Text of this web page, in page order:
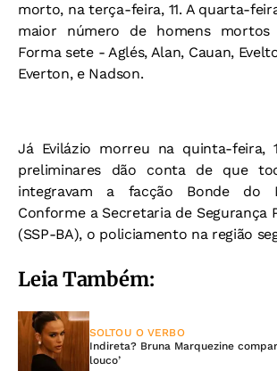
morto, na terça-feira, 11. A quarta-
maior número de homens mortos
Forma sete - Aglés, Alan, Cauan,
Everton, e Nadson.
Já Evilázio morreu na quinta-feira,
preliminares dão conta de que
integravam a facção Bonde do
Conforme a Secretaria de Segurança
(SSP-BA), o policiamento na região
Leia Também:
SOLTOU O VERBO
Indireta? Bruna Marquezine
louco’